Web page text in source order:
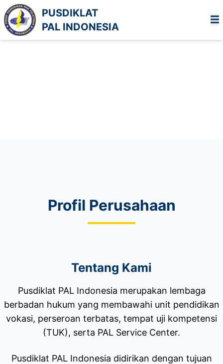
PUSDIKLAT
PAL INDONESIA
Profil Perusahaan
Tentang Kami
Pusdiklat PAL Indonesia merupakan lembaga
berbadan hukum yang membawahi unit pendidikan
vokasi, perseroan terbatas, tempat uji kompetensi
(TUK), serta PAL Service Center.
Pusdiklat PAL Indonesia didirikan dengan tujuan